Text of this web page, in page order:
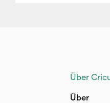
Über
Über